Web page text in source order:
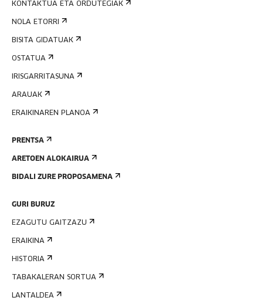
KONTAKTUA ETA ORDUTEGIAK
NOLA ETORRI
BISITA GIDATUAK
OSTATUA
IRISGARRITASUNA
ARAUAK
ERAIKINAREN PLANOA
PRENTSA
ARETOEN ALOKAIRUA
BIDALI ZURE PROPOSAMENA
GURI BURUZ
EZAGUTU GAITZAZU
ERAIKINA
HISTORIA
TABAKALERAN SORTUA
LANTALDEA